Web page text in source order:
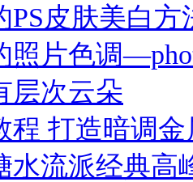
PS皮肤美白方
照片色调
层次云朵
程 打造暗调
水流派经典高